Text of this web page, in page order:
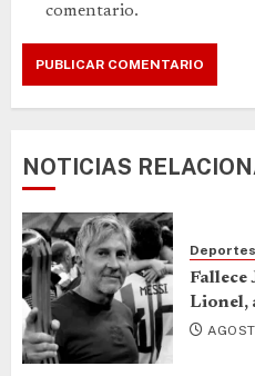
comentario.
NOTICIAS
Deportes
Fallece
Lionel,